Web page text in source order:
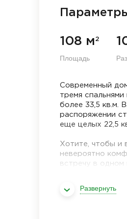
108 м 2
Площадь
Современный
тремя
более 33,5 кв.м.
распоряжении
еще целых 22,5
Хотите, чтобы и
невероятно
встречу в
Развернуть